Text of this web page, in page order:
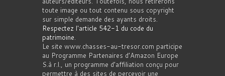
toute image ou tout contenu sous copyright
sur simple demande des ayants droits.
Respectez l'article 542-1 du code du
patrimoine.
Le site www.chasses-au-tresor.com participe
au Programme Partenaires d’Amazon Europe
S.à r.l., un programme d’affiliation conçu pour
permettre à des sites de percevoir une